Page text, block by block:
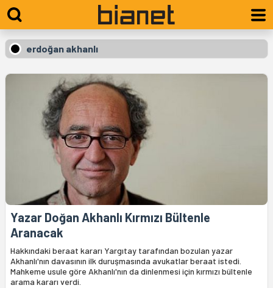
erdoğan akhanlı
Yazar Doğan Akhanlı Kırmızı Bültenle
Aranacak
Hakkındaki beraat kararı Yargıtay tarafından bozulan yazar
Akhanlı'nın davasının ilk duruşmasında avukatlar beraat istedi.
Mahkeme usule göre Akhanlı'nın da dinlenmesi için kırmızı bültenle
arama kararı verdi.